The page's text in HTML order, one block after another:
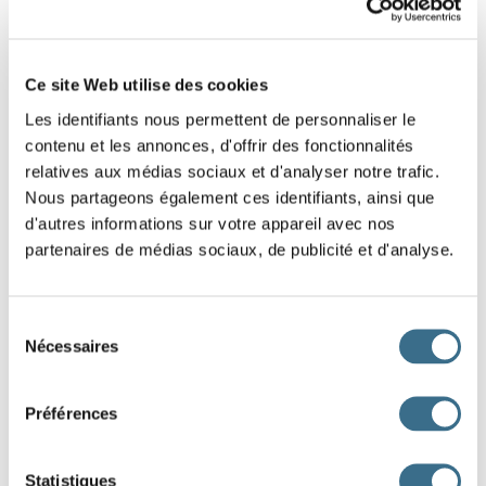
Ce site Web utilise des cookies
Les identifiants nous permettent de personnaliser le
contenu et les annonces, d'offrir des fonctionnalités
relatives aux médias sociaux et d'analyser notre trafic.
Nous partageons également ces identifiants, ainsi que
d'autres informations sur votre appareil avec nos
partenaires de médias sociaux, de publicité et d'analyse.
Nécessaires
Préférences
Statistiques
qu'il mange